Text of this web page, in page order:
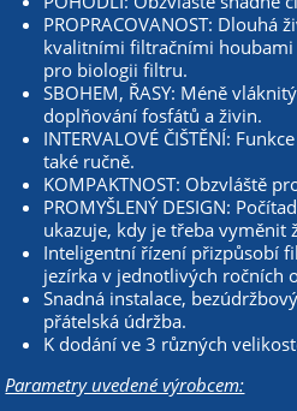
PROPRACOVANOST: Dlouhá
kvalitními filtračními
pro biologii filtru.
SBOHEM, ŘASY: Méně
doplňování fosfátů a živin.
INTERVALOVÉ ČIŠTĚNÍ:
také ručně.
KOMPAKTNOST: Obzvláště
PROMYŠLENÝ DESIGN:
ukazuje, kdy je třeba vyměnit
Inteligentní řízení přizpůsobí
jezírka v jednotlivých ročních
Snadná instalace,
přátelská údržba.
K dodání ve 3 různých
Parametry uvedené výrobcem: